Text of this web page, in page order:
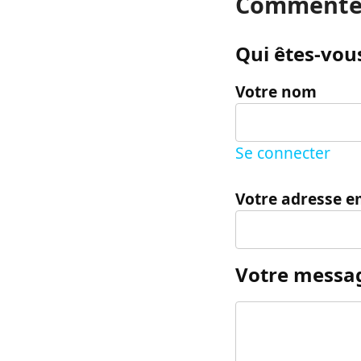
Qui êtes-
Votre nom
Se connecter
Votre adresse
Votre